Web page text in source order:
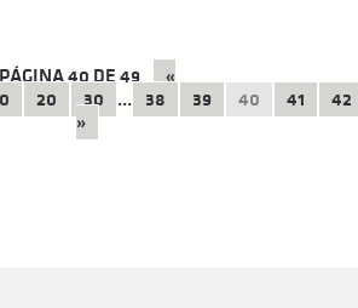
PÁGINA40 DE 49
«
20 30 ... 38 39 40 41
42
»